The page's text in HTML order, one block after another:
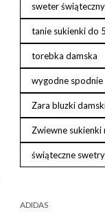
sweter świąteczny
tanie sukienki do
torebka damska
wygodne
Zara bluzki
Zwiewne
świąteczne swetry
ADIDAS